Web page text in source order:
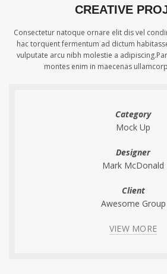
CREATIVE
Consectetur natoque ornare elit dis vel
hac torquent fermentum ad dictum
vulputate arcu nibh molestie a
montes enim in maecenas
Category
Mock Up
Designer
Mark McDonald
Client
Awesome Group
VIEW MORE